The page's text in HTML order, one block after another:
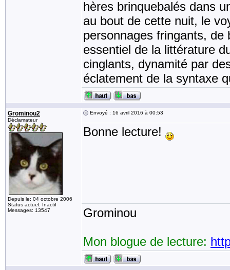
hères brinquebalés dans
au bout de cette nuit, le
personnages fringants, de
essentiel de la littérature
cinglants, dynamité par
éclatement de la syntaxe
Grominou2
Déclamateur
Depuis le: 04 octobre 2006
Status actuel: Inactif
Messages: 13547
Envoyé : 16 avril 2016 à 00:53
Bonne lecture!
Grominou
Mon blogue de lecture: